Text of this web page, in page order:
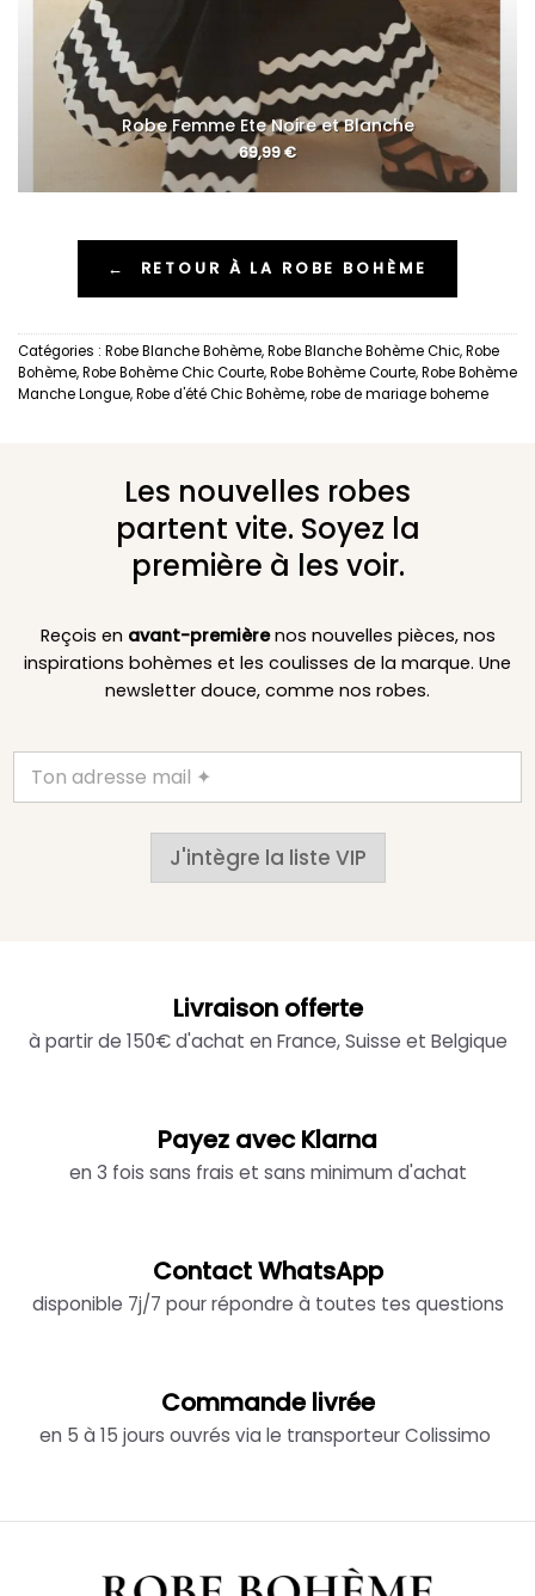
Robe Femme Ete Noire et Blanche
69,99€
← RETOUR À LA ROBE BOHÈME
Catégories : Robe Blanche Bohème,Robe Blanche Bohème Chic,Robe
Bohème,Robe Bohème Chic Courte,Robe Bohème Courte,Robe Bohème
Manche Longue,Robe d'été Chic Bohème,robe de mariage boheme
Les nouvelles robes
partent vite. Soyez la
première à les voir.
Reçois en avant-premièrenos nouvelles pièces, nos
inspirations bohèmes et les coulisses de la marque. Une
newsletter douce, comme nos robes.
J'intègre la liste VIP
Livraison offerte
à partir de 150€ d'achat en France, Suisse et Belgique
Payez avec Klarna
en 3 fois sans frais et sans minimum d'achat
Contact WhatsApp
disponible 7j/7 pour répondre à toutes tes questions
Commande livrée
en 5 à 15 jours ouvrés via le transporteur Colissimo